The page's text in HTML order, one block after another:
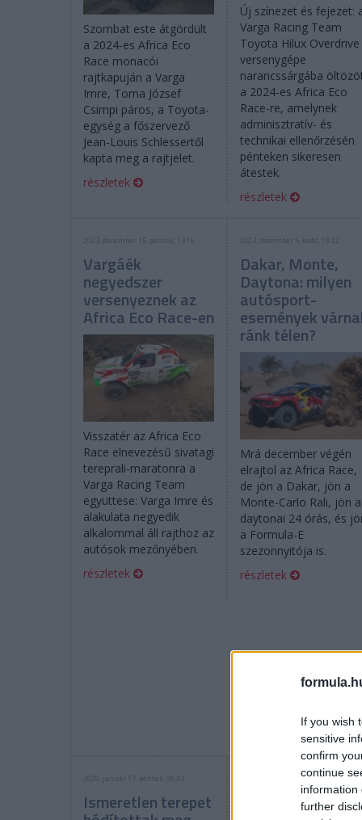
If you wish
sensitive
confirm
continue
information
further
Szombat este átgördült
a 2024-es Africa Eco
Race monacói
rajtkapuján a Varga
Imre, Toma József
Csimpi páros, a Toyota-
egység a főszervező
Jean-Louis Schlessertől
kapta meg a rajtjelet.
részletek
Új színezet és fejezet:
Varga Racing Team
Toyota Hilux Overdrive
versenygépe
narancssárgába
a 2024-es Africa Eco
Race-re, amelynek
adminisztratív- és
technikai ellenőrzésén
pénteken sikeresen
átestek.
részletek
2023. december 15. péntek, 13:16
Vargáék
negyedszer
versenyeznek az
Africa Eco Race-en
Visszatér az Africa Eco
Race elnevezésű sivatagi
tereprali-maratonra a
Varga Racing Team
együttese: Varga Imre és
alakulata negyedik
alkalommal áll rajthoz az
autósok mezőnyében.
részletek
2023. december 5. kedd, 19:22
Dakar, Monte,
Daytona: milyen
autósport-
események
ránk télen?
Mrá december végén
elrajtol az Africa Race,
de jön a Dakar, jön a
Monte-Carlo Rali, jön a
daytonai 24 órás, és
a Formula-E
szezonnyitója is.
részletek
2020. január 17. péntek, 08:43
Ismeretlen terepet
2020. január 16. csütörtök, 07:35
Africa Eco Race: